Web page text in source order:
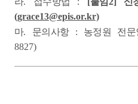
(grace13@epis.or.kr)
마. 문의사항 : 농정원 전
8827)